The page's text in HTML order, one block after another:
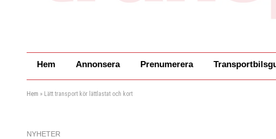
Hem Annonsera Prenumerera
Hem » Lätt transport kör lättlastat och kort
NYHETER